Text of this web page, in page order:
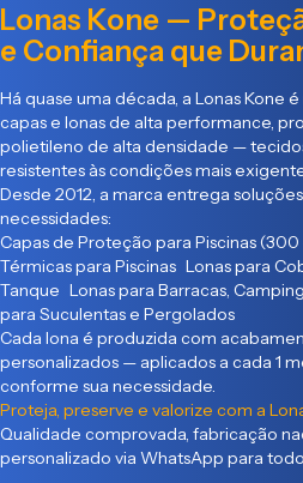
Lonas Kone —
e Confiança que
Há quase uma década, a Lonas Kone
capas e lonas de alta performance,
polietileno de alta densidade —
resistentes às condições mais
Desde 2012, a marca entrega
necessidades:
Capas de Proteção para Piscinas
Térmicas para Piscinas Lonas para
Tanque Lonas para Barracas,
para Suculentas e Pergolados
Cada lona é produzida com
personalizados — aplicados a cada 1
conforme sua necessidade.
Proteja, preserve e valorize com a
Qualidade comprovada, fabricação
personalizado via WhatsApp para